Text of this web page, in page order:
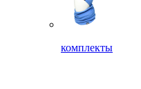
комплекты